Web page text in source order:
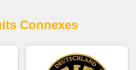
Connexes